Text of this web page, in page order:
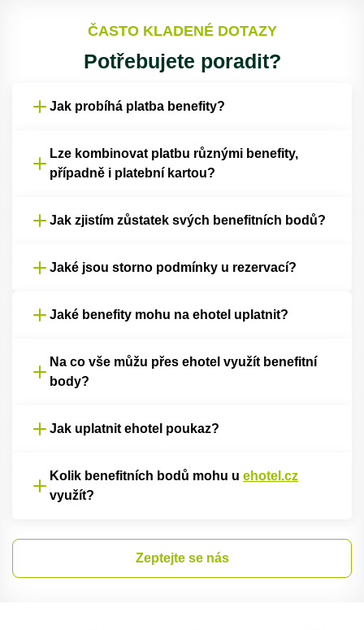
ČASTO KLADENÉ DOTAZY
Potřebujete poradit?
Jak probíhá platba benefity?
Lze kombinovat platbu různými benefity,
případně i platební kartou?
Jak zjistím zůstatek svých benefitních bodů?
Jaké jsou storno podmínky u rezervací?
Jaké benefity mohu na ehotel uplatnit?
Na co vše můžu přes ehotel využít benefitní
body?
Jak uplatnit ehotel poukaz?
Kolik benefitních bodů mohu u ehotel.cz
využít?
Zeptejte se nás